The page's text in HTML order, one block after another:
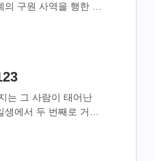
의 구원 사역을 행한 이
는 그 사람이 태어난
에서 두 번째로 거치